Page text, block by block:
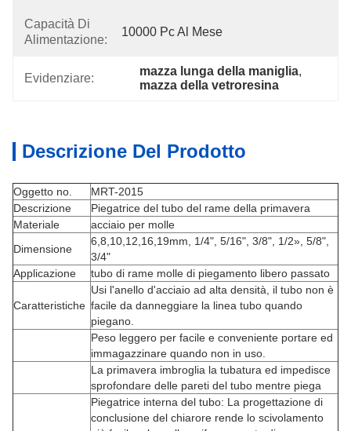
Capacità Di
Alimentazione:
10000 Pc Al Mese
Evidenziare:
mazza lunga della maniglia,
mazza della vetroresina
Descrizione Del Prodotto
Oggetto no.
MRT-2015
Descrizione
Piegatrice del tubo del rame della primavera
Materiale
acciaio per molle
Dimensione
6,8,10,12,16,19mm, 1/4", 5/16", 3/8", 1/2», 5/8",
3/4"
Applicazione
tubo di rame molle di piegamento libero passato
Caratteristiche
Usi l'anello d'acciaio ad alta densità, il tubo non è
facile da danneggiare la linea tubo quando
piegano.
Peso leggero per facile e conveniente portare ed
immagazzinare quando non in uso.
La primavera imbroglia la tubatura ed impedisce
sprofondare delle pareti del tubo mentre piega
Piegatrice interna del tubo: La progettazione di
conclusione del chiarore rende lo scivolamento